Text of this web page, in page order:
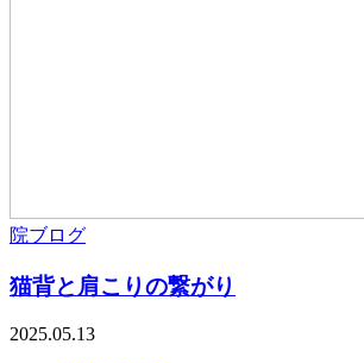
院ブログ
猫背と肩こりの繋がり
2025.05.13